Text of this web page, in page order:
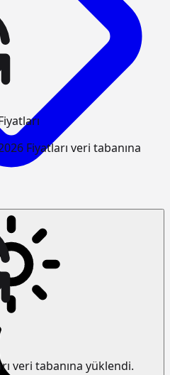
Fiyatları veri tabanına
veri tabanına yüklendi.